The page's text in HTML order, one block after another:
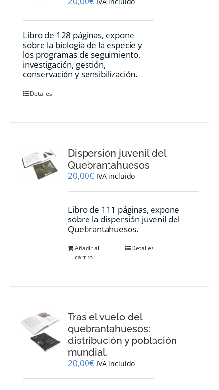
Libro de 128 páginas, expone
sobre la biología de la especie y
los programas de seguimiento,
investigación, gestión,
conservación y sensibilización.
Detalles
Dispersión juvenil del
Quebrantahuesos
20,00€ IVA incluido
Libro de 111 páginas, expone
sobre la dispersión juvenil del
Quebrantahuesos.
Añadir al
carrito
Detalles
Tras el vuelo del
quebrantahuesos:
distribución y población
mundial.
20,00€ IVA incluido